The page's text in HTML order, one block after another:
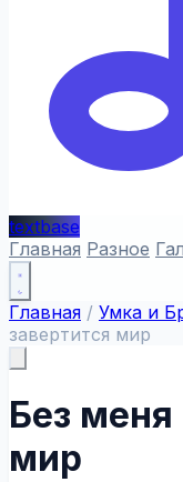
textbase
Главная Разное
Главная / Умка и
завертится мир
Без меня
мир